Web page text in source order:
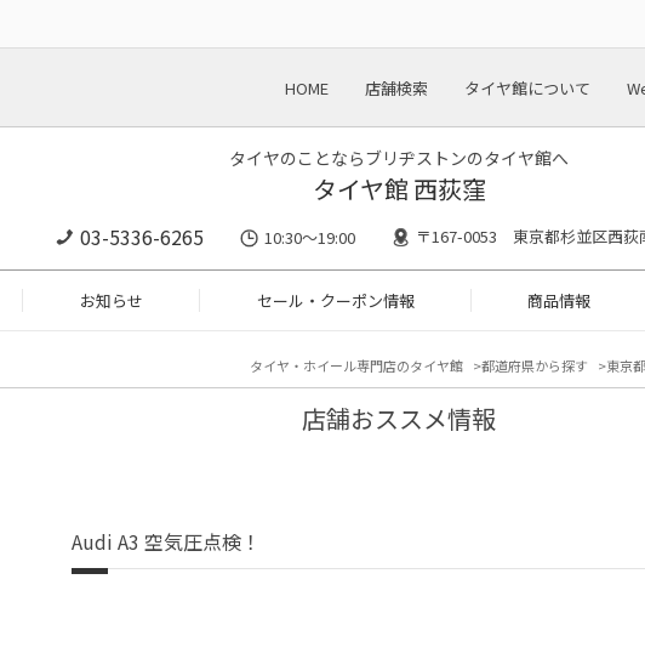
HOME 店舗検索 タイヤ館について
タイヤのことならブリヂストンのタイヤ館へ
タイヤ館 西荻窪
03-5336-6265 10:30～19:00 〒167-0053 東京都杉並区西荻
お知らせ セール・クーポン情報 商品情報
タイヤ・ホイール専門店のタイヤ館 都道府県から探す 東京
店舗おススメ情報
Audi A3 空気圧点検！